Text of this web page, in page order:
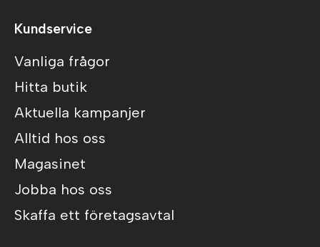
Kundservice
Vanliga frågor
Hitta butik
Aktuella kampanjer
Alltid hos oss
Magasinet
Jobba hos oss
Skaffa ett företagsavtal